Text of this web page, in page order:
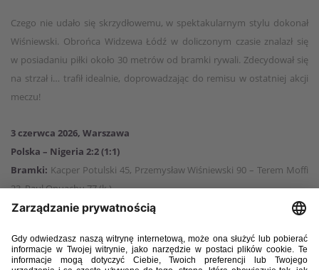
Czego nie udało się skrzydłowemu, w spektakularnym stylu dokonał
Wiśniewski. Obrońca Widzewa Łódź w doliczonym czasie znalazł się
w posiadaniu piłki około 30 metrów od bramki rywali. Zdecydował się
na strzał i… trafił idealnie, doprowadzając do remisu w ostatniej akcji
meczu!
3 czerwca 2026, Warszawa
Polska – Nigeria 2:2 (1:1)
Bramki: Kacper Potulski 45, Przemysław Wiśniewski 90 – Terem Moffi
23, Paul Onuachu 77 (k.).
Polska:1. Kamil Grabara – 7. Jakub Kamiński, 3. Przemysław
21. Nicola Zalewski (90, 17. Oskar Pietuszewski) – 20. Sebastian
Szymański (62, 23. Kacper Kozłowski), 6. Bartosz Slisz, 10. Piotr Zieliński